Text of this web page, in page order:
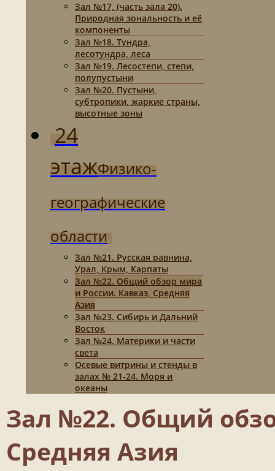
Зал №17, (часть зала 20).
Природная зональность и её
компоненты
Зал №18. Тундра,
лесотундра, леса
Зал №19. Лесостепи, степи,
полупустыни
Зал №20. Пустыни,
субтропики, жаркие страны,
высотные зоны
24
этажФизико-
географические
области
Зал №21. Русская равнина,
Урал, Крым, Карпаты
Зал №22. Общий обзор мира
и России. Кавказ, Средняя
Азия
Зал №23. Сибирь и Дальний
Восток
Зал №24. Материки и части
света
Осевые витрины и стенды в
залах № 21-24. Моря и
океаны
Зал №22. Общий
Средняя Азия